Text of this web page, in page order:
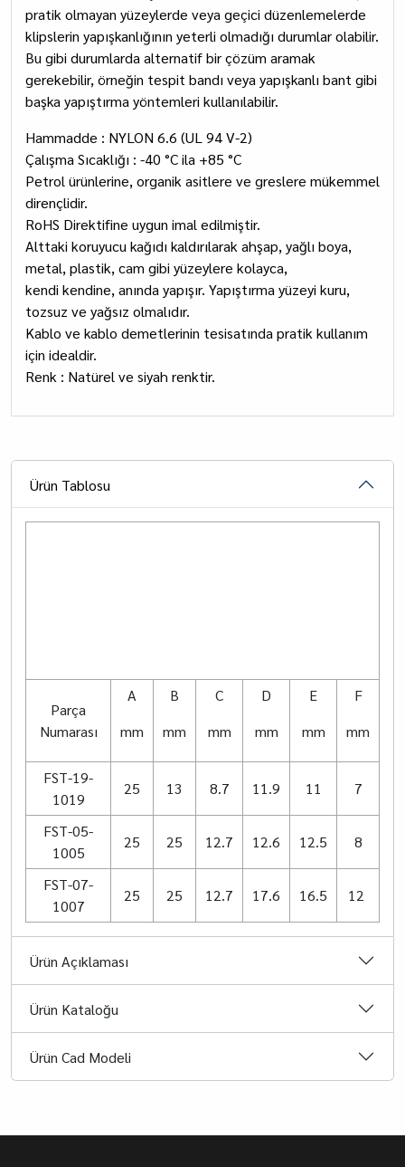
pratik olmayan yüzeylerde veya geçici düzenlemelerde
klipslerin yapışkanlığının yeterli olmadığı durumlar olabilir.
Bu gibi durumlarda alternatif bir çözüm aramak
gerekebilir, örneğin tespit bandı veya yapışkanlı bant gibi
başka yapıştırma yöntemleri kullanılabilir.
Hammadde : NYLON 6.6 (UL 94 V-2)
Çalışma Sıcaklığı : -40 °C ila +85 °C
Petrol ürünlerine, organik asitlere ve greslere mükemmel
dirençlidir.
RoHS Direktifine uygun imal edilmiştir.
Alttaki koruyucu kağıdı kaldırılarak ahşap, yağlı boya,
metal, plastik, cam gibi yüzeylere kolayca,
kendi kendine, anında yapışır. Yapıştırma yüzeyi kuru,
tozsuz ve yağsız olmalıdır.
Kablo ve kablo demetlerinin tesisatında pratik kullanım
için idealdir.
Renk : Natürel ve siyah renktir.
Ürün Tablosu
Parça
Numarası
A
mm
B
mm
C
mm
D
mm
E
mm
F
mm
FST-19-
1019
25 13 8.7 11.9 11 7
FST-05-
1005
25 25 12.7 12.6 12.5 8
FST-07-
1007
25 25 12.7 17.6 16.5 12
Ürün Açıklaması
Ürün Kataloğu
Ürün Cad Modeli